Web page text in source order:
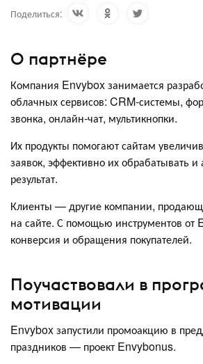
Поделиться:
О партнёре
Компания Envybox занимается
облачных сервисов: CRM-системы,
звонка, онлайн-чат, мультикнопки.
Их продукты помогают сайтам
заявок, эффективно их обрабатывать и
результат.
Клиенты — другие компании,
на сайте. С помощью инструментов от
конверсия и обращения покупателей.
Поучаствовали в
мотивации
Envybox запустили промоакцию в
праздников — проект Envybonus.